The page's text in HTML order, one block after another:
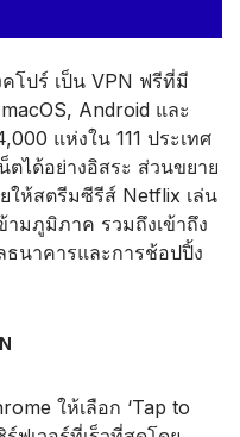
โปร์ เป็น VPN ฟรีที่มี
Android และ
แห่งใน 111 ประเทศ
ตได้อย่างอิสระ ส่วนขยาย
ให้สตรีมซีรีส์ Netflix เล่น
มภูมิภาค รวมถึงเข้าถึง
นาคารและการช้อปปิ้ง
ให้เลือก ‘Tap to